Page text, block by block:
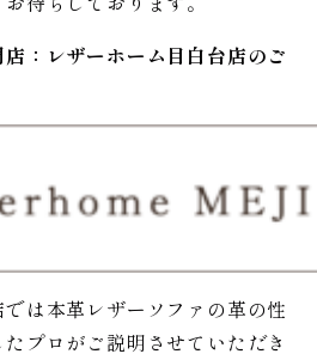
：レザーホーム 目白台店のご
は本革レザーソファの革の性
プロがご説明させていただき